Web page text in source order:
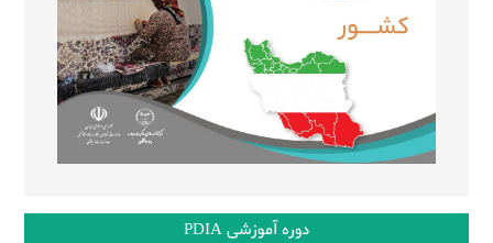
دوره آموزشی PDIA